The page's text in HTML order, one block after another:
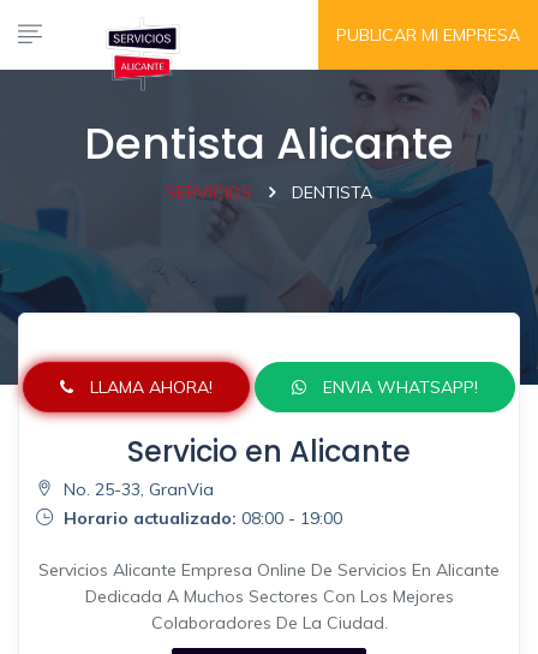
PUBLICAR MI EMPRESA
Dentista Alicante
SERVICIOS DENTISTA
LLAMA AHORA! ENVIA WHATSAPP!
Servicio en Alicante
No. 25-33, GranVia
Horario actualizado: 08:00 - 19:00
Servicios Alicante Empresa Online De Servicios En Alicante
Dedicada A Muchos Sectores Con Los Mejores
Colaboradores De La Ciudad.